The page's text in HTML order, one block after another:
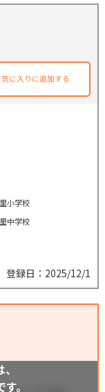
気に入りに追加する
小学校
中学校
登録日：2025/12/1
。